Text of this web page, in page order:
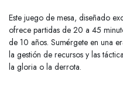
Este juego de mesa, diseñado
ofrece partidas de 20 a 45
de 10 años. Sumérgete en una
la gestión de recursos y las
la gloria o la derrota.